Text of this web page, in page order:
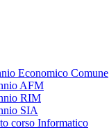
Economico Comune
AFM
RIM
SIA
corso Informatico